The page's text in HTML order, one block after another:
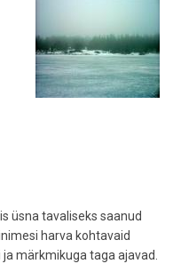
üsna tavaliseks saanud
harva kohtavaid
märkmikuga taga ajavad.